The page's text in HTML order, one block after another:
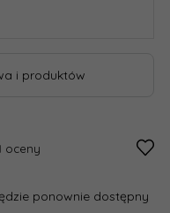
i produktów
oceny
ponownie dostępny